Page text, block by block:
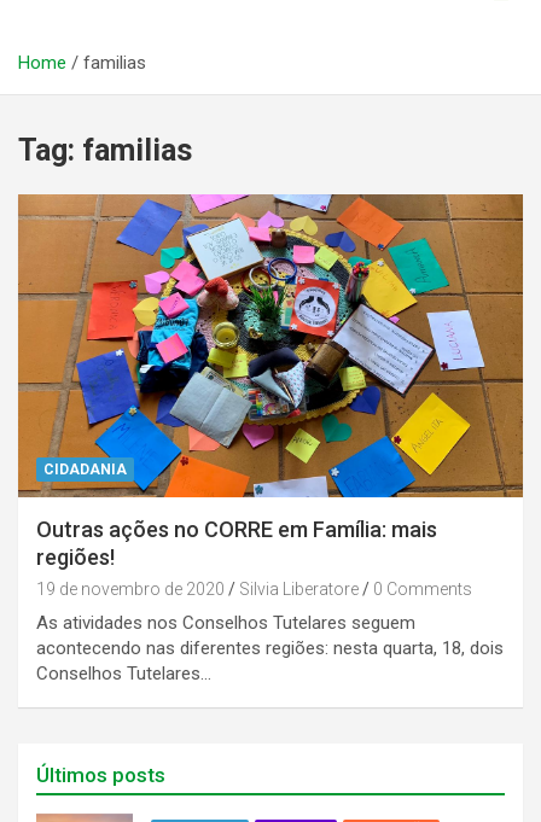
Home familias
Tag: familias
CIDADANIA
Outras ações no CORRE em Família: mais
regiões!
19 de novembro de 2020 Silvia Liberatore 0 Comments
As atividades nos Conselhos Tutelares seguem
acontecendo nas diferentes regiões: nesta quarta, 18, dois
Conselhos Tutelares…
Últimos posts